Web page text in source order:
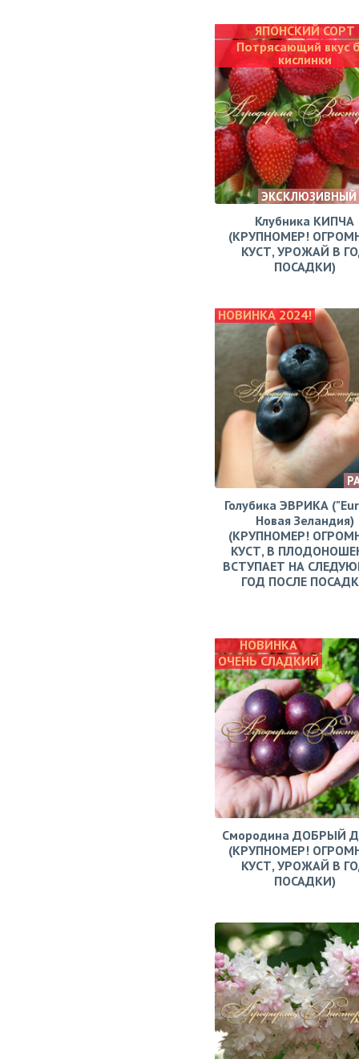
ЯПОНСКИЙ СОРТ
Потрясающий вкус
кислинки
ЭКСКЛЮЗИВНЫЙ
Клубника КИПЧА
(КРУПНОМЕР!
КУСТ, УРОЖАЙ В
ПОСАДКИ)
НОВИНКА 2024!
Голубика ЭВРИКА
Новая Зеландия)
(КРУПНОМЕР!
КУСТ, В
ВСТУПАЕТ НА
ГОД ПОСЛЕ
НОВИНКА
ОЧЕНЬ СЛАДКИЙ
Смородина ДОБРЫЙ
(КРУПНОМЕР!
КУСТ, УРОЖАЙ В
ПОСАДКИ)